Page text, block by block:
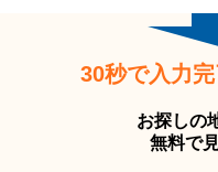
30秒で入力
お探しの
無料で